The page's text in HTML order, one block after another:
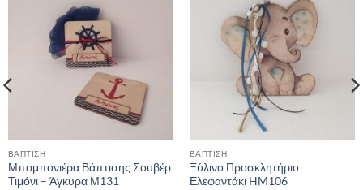
ΒΑΠΤΙΣΗ
Μπομπονιέρα Βάπτισης Σουβέρ
Τιμόνι – Άγκυρα Μ131
ΒΑΠΤΙΣΗ
Ξύλινο Προσκλητήριο
Ελεφαντάκι HM106